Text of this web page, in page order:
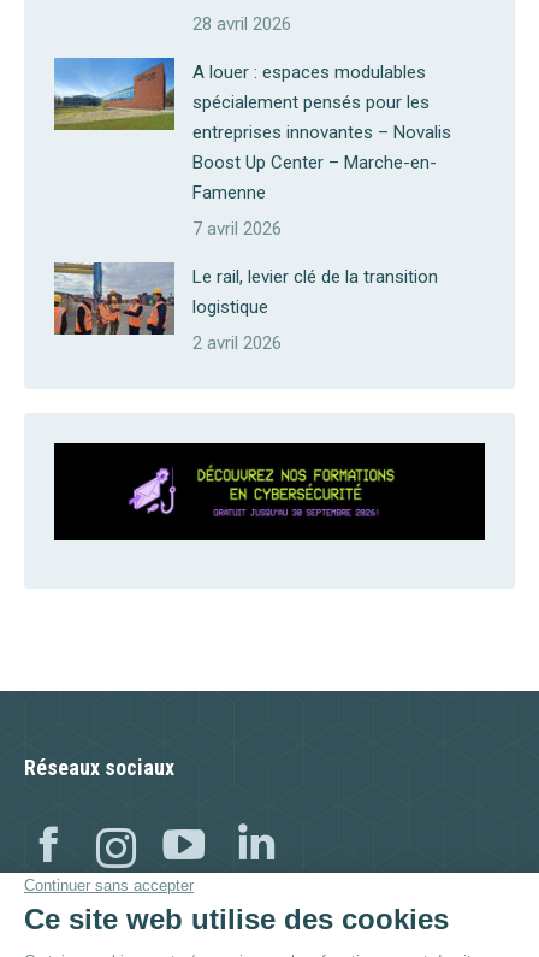
28 avril 2026
A louer : espaces modulables
spécialement pensés pour les
entreprises innovantes – Novalis
Boost Up Center – Marche-en-
Famenne
7 avril 2026
Le rail, levier clé de la transition
logistique
2 avril 2026
Réseaux sociaux
Facebook
Instagram
YouTube
Visitez aussi :